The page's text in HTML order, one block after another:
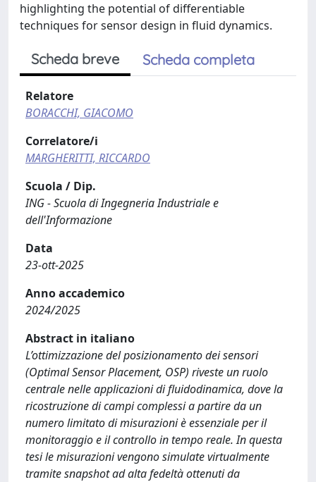
highlighting the potential of differentiable
techniques for sensor design in fluid dynamics.
Scheda breve Scheda completa
Relatore
BORACCHI, GIACOMO
Correlatore/i
MARGHERITTI, RICCARDO
Scuola / Dip.
ING - Scuola di Ingegneria Industriale e
dell'Informazione
Data
23-ott-2025
Anno accademico
2024/2025
Abstract in italiano
L’ottimizzazione del posizionamento dei sensori
(Optimal Sensor Placement, OSP) riveste un ruolo
centrale nelle applicazioni di fluidodinamica, dove la
ricostruzione di campi complessi a partire da un
numero limitato di misurazioni è essenziale per il
monitoraggio e il controllo in tempo reale. In questa
tesi le misurazioni vengono simulate virtualmente
tramite snapshot ad alta fedeltà ottenuti da